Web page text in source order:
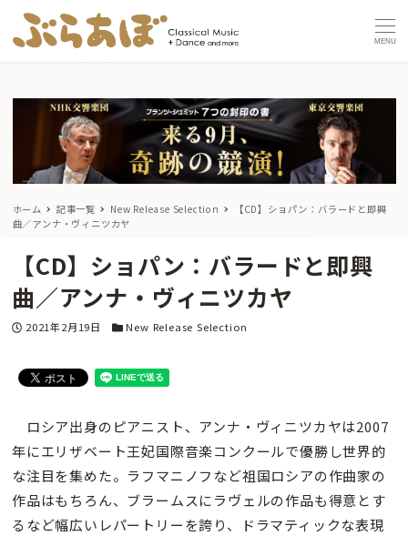
MENU
ホーム 記事一覧 New Release Selection
【CD】ショパン：バラードと即興
曲／アンナ・ヴィニツカヤ
【CD】ショパン：バラードと即興
曲／アンナ・ヴィニツカヤ
投稿日
2021年2月19日 カテゴリー
New Release Selection
ロシア出身のピアニスト、アンナ・ヴィニツカヤは2007
年にエリザベート王妃国際音楽コンクールで優勝し世界的
な注目を集めた。ラフマニノフなど祖国ロシアの作曲家の
作品はもちろん、ブラームスにラヴェルの作品も得意とす
るなど幅広いレパートリーを誇り、ドラマティックな表現